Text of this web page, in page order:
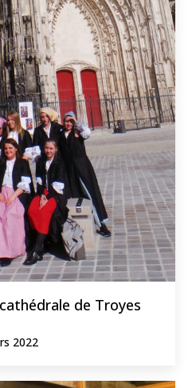
de Troyes
2022